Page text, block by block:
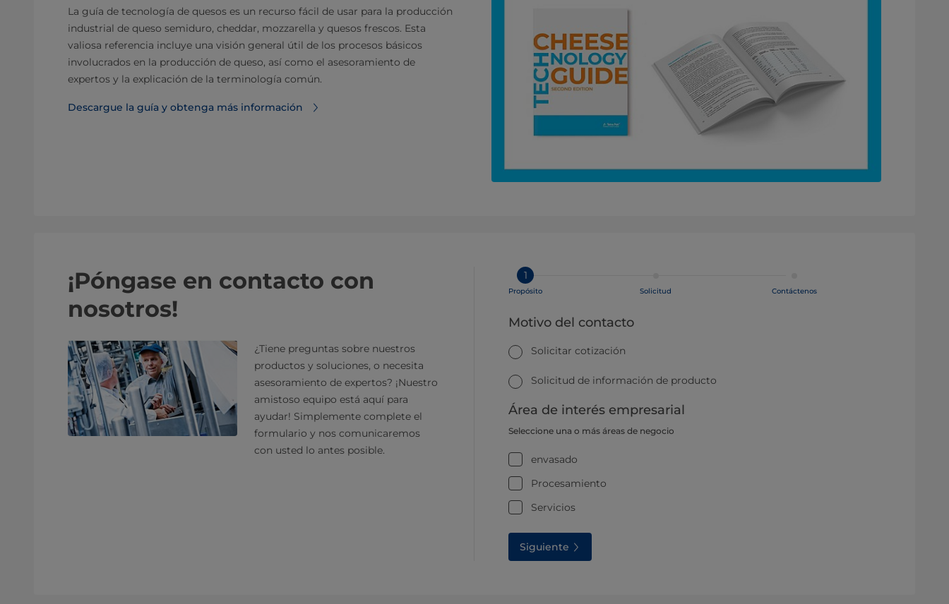
La guía de tecnología de quesos es un recurso fácil de usar para la producción
industrial de queso semiduro, cheddar, mozzarella y quesos frescos. Esta
valiosa referencia incluye una visión general útil de los procesos básicos
involucrados en la producción de queso, así como el asesoramiento de
expertos y la explicación de la terminología común.
Descargue la guía y obtenga más información
¡Póngase en contacto con
nosotros!
¿Tiene preguntas sobre nuestros
productos y soluciones, o necesita
asesoramiento de expertos? ¡Nuestro
amistoso equipo está aquí para
ayudar! Simplemente complete el
formulario y nos comunicaremos
con usted lo antes posible.
1
Propósito Solicitud Contáctenos
Motivo del contacto
Solicitar cotización
Solicitud de información de producto
Área de interés empresarial
Seleccione una o más áreas de negocio
envasado
Procesamiento
Servicios
Siguiente